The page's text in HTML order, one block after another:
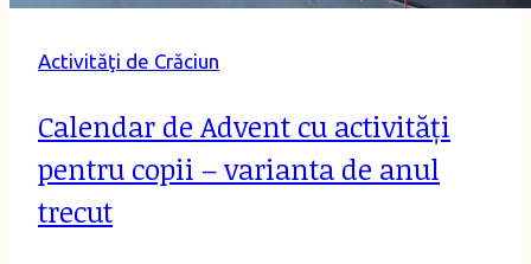
Activităţi de Crăciun
Calendar de Advent cu activități
pentru copii – varianta de anul
trecut